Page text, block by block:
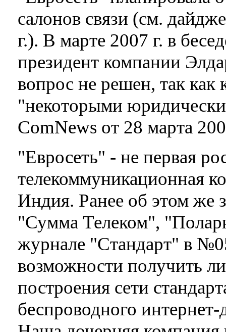
салонов связи (см.
г.). В марте 2007 г. в
президент компании
вопрос не решен, так как
"некоторыми
ComNews от 28 марта
"Евросеть" - не первая
телекоммуникационная
Индия. Ранее об этом же
"Сумма Телеком",
журнале "Стандарт" в
возможности получить
построения сети
беспроводного